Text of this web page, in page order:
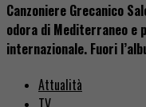
Canzoniere Grecanico
odora di Mediterraneo e
internazionale. Fuori
Attualità